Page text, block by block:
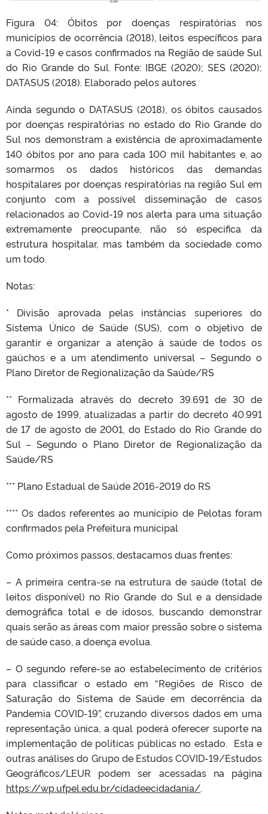
Figura 04: Óbitos por doenças respiratórias nos
municípios de ocorrência (2018), leitos específicos para
a Covid-19 e casos confirmados na Região de saúde Sul
do Rio Grande do Sul. Fonte: IBGE (2020); SES (2020);
DATASUS (2018). Elaborado pelos autores
Ainda segundo o DATASUS (2018), os óbitos causados
por doenças respiratórias no estado do Rio Grande do
Sul nos demonstram a existência de aproximadamente
140 óbitos por ano para cada 100 mil habitantes e, ao
somarmos os dados históricos das demandas
hospitalares por doenças respiratórias na região Sul em
conjunto com a possível disseminação de casos
relacionados ao Covid-19 nos alerta para uma situação
extremamente preocupante, não só especifica da
estrutura hospitalar, mas também da sociedade como
um todo.
Notas:
* Divisão aprovada pelas instâncias superiores do
Sistema Único de Saúde (SUS), com o objetivo de
garantir e organizar a atenção à saúde de todos os
gaúchos e a um atendimento universal – Segundo o
Plano Diretor de Regionalização da Saúde/RS
** Formalizada através do decreto 39.691 de 30 de
agosto de 1999, atualizadas a partir do decreto 40.991
de 17 de agosto de 2001, do Estado do Rio Grande do
Sul – Segundo o Plano Diretor de Regionalização da
Saúde/RS
*** Plano Estadual de Saúde 2016-2019 do RS
**** Os dados referentes ao município de Pelotas foram
confirmados pela Prefeitura municipal
Como próximos passos, destacamos duas frentes:
– A primeira centra-se na estrutura de saúde (total de
leitos disponível) no Rio Grande do Sul e a densidade
demográfica total e de idosos, buscando demonstrar
quais serão as áreas com maior pressão sobre o sistema
de saúde caso, a doença evolua.
– O segundo refere-se ao estabelecimento de critérios
para classificar o estado em “Regiões de Risco de
Saturação do Sistema de Saúde em decorrência da
Pandemia COVID-19”, cruzando diversos dados em uma
representação única, a qual poderá oferecer suporte na
implementação de políticas públicas no estado. Esta e
outras análises do Grupo de Estudos COVID-19/Estudos
Geográficos/LEUR podem ser acessadas na página
https://wp.ufpel.edu.br/cidadeecidadania/.